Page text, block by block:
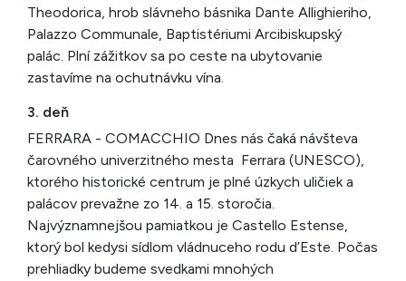
Theodorica, hrob slávneho básnika Dante Allighieriho,
Palazzo Communale, Baptistériumi Arcibiskupský
palác. Plní zážitkov sa po ceste na ubytovanie
zastavíme na ochutnávku vína.
3. deň
FERRARA - COMACCHIO Dnes nás čaká návšteva
čarovného univerzitného mesta Ferrara (UNESCO),
ktorého historické centrum je plné úzkych uličiek a
palácov prevažne zo 14. a 15. storočia.
Najvýznamnejšou pamiatkou je Castello Estense,
ktorý bol kedysi sídlom vládnuceho rodu d’Este. Počas
prehliadky budeme svedkami mnohých